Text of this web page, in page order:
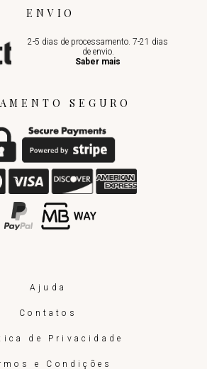
ENVIO
2-5 dias de processamento. 7-21 dias
de envio.
Saber mais
SEGURO
Ajuda
Contatos
de Privacidade
e Condições